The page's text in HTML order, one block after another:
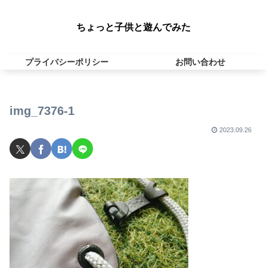
ちょっと子供と遊んでみた
プライバシーポリシー お問い合わせ
img_7376-1
2023.09.26